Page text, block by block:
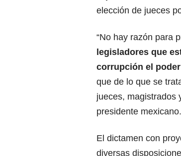
elección de jueces
“No hay razón para
legisladores que
corrupción el
que de lo que se
jueces, magistrados
presidente mexicano.
El dictamen con
diversas